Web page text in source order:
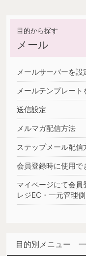
メール
メールサーバーを設
メールテンプレート
送信設定
メルマガ配信方法
ステップメール配信
会員登録時に使用で
マイページにて会
レジEC・一元管理
目的別メニュー